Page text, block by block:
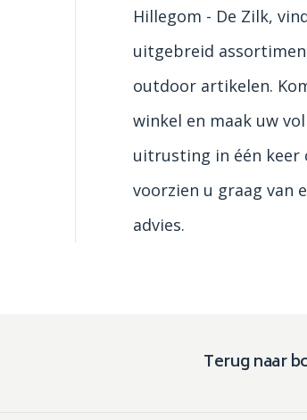
Hillegom - De Zilk,
uitgebreid
outdoor artikelen.
winkel en maak uw
uitrusting in één keer
voorzien u graag van
advies.
Terug naar